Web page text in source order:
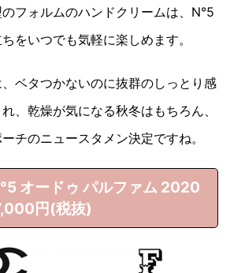
フォルムのハンドクリームは、N°5
をいつでも気軽に楽しめます。
ベタつかないのに抜群のしっとり感
、乾燥が気になる秋冬はもちろん、
チのニュースタメン決定ですね。
オードゥ パルファム 2020
円(税抜)